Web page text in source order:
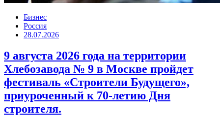
Бизнес
Россия
28.07.2026
9 августа 2026 года на территории
Хлебозавода № 9 в Москве пройдет
фестиваль «Строители Будущего»,
приуроченный к 70-летию Дня
строителя.